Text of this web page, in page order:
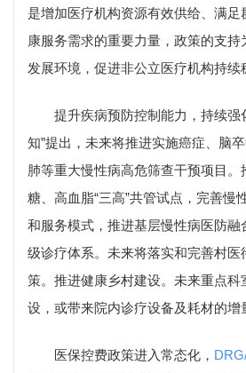
是增加医疗机构资源有效供给、满足
康服务需求的重要力量，政策的支
发展环境，促进非公立医疗机构持续
提升疾病预防控制能力，持续强
知”提出，未来将推进实施癌症、脑
肺等重大慢性病高危筛查干预项目。
糖、高血脂“三高”共管试点，完善慢
和服务模式，推进基层慢性病医防融
级诊疗体系。未来将落实和完善村医
策。推进健康乡村建设。未来重点科
设，或带来院内诊疗设备及耗材的增
医保控费政策进入常态化，